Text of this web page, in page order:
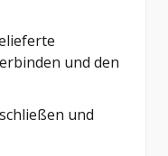
und den
und